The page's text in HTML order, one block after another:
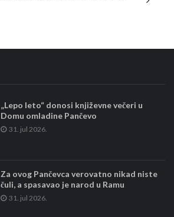
„Lepo leto“ donosi književne večeri u
Domu omladine Pančevo
31. jul 2026.
Za ovog Pančevca verovatno nikad niste
čuli, a spasavao je narod u Ramu
31. jul 2026.